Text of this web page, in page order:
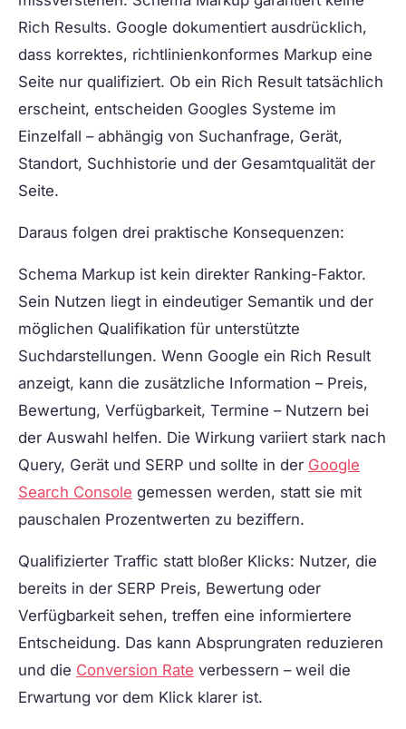
Rich Results. Google dokumentiert ausdrücklich,
dass korrektes, richtlinienkonformes Markup eine
Seite nur qualifiziert. Ob ein Rich Result tatsächlich
erscheint, entscheiden Googles Systeme im
Einzelfall – abhängig von Suchanfrage, Gerät,
Standort, Suchhistorie und der Gesamtqualität der
Seite.
Daraus folgen drei praktische Konsequenzen:
Schema Markup ist kein direkter Ranking-Faktor.
Sein Nutzen liegt in eindeutiger Semantik und der
möglichen Qualifikation für unterstützte
Suchdarstellungen. Wenn Google ein Rich Result
anzeigt, kann die zusätzliche Information – Preis,
Bewertung, Verfügbarkeit, Termine – Nutzern bei
der Auswahl helfen. Die Wirkung variiert stark nach
Query, Gerät und SERP und sollte in der Google
Search Console gemessen werden, statt sie mit
pauschalen Prozentwerten zu beziffern.
Qualifizierter Traffic statt bloßer Klicks: Nutzer, die
bereits in der SERP Preis, Bewertung oder
Verfügbarkeit sehen, treffen eine informiertere
Entscheidung. Das kann Absprungraten reduzieren
und die Conversion Rate verbessern – weil die
Erwartung vor dem Klick klarer ist.